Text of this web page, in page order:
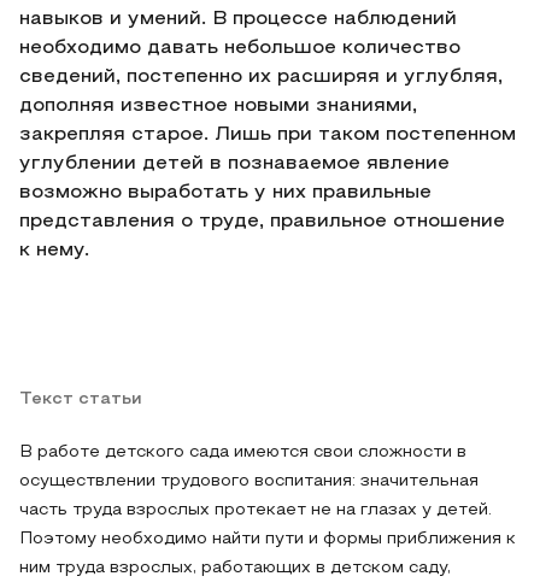
навыков и умений. В процессе наблюдений
необходимо давать небольшое количество
сведений, постепенно их расширяя и углубляя,
дополняя известное новыми знаниями,
закрепляя старое. Лишь при таком постепенном
углублении детей в познаваемое явление
возможно выработать у них правильные
представления о труде, правильное отношение
к нему.
Текст статьи
В работе детского сада имеются свои сложности в
осуществлении трудового воспитания: значительная
часть труда взрослых протекает не на глазах у детей.
Поэтому необходимо найти пути и формы приближения к
ним труда взрослых, работающих в детском саду,